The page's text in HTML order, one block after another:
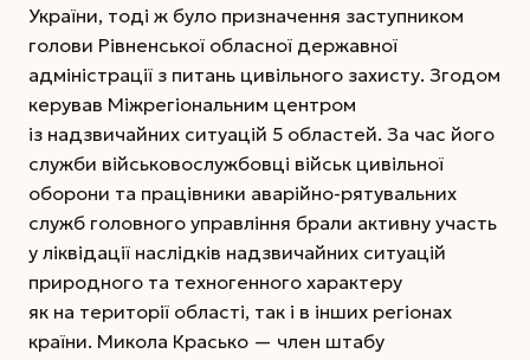
України, тоді ж було призначення заступником
голови Рівненської обласної державної
адміністрації з питань цивільного захисту. Згодом
керував Міжрегіональним центром
із надзвичайних ситуацій 5 областей. За час його
служби військовослужбовці військ цивільної
оборони та працівники аварійно-рятувальних
служб головного управління брали активну участь
у ліквідації наслідків надзвичайних ситуацій
природного та техногенного характеру
як на території області, так і в інших регіонах
країни. Микола Красько — член штабу